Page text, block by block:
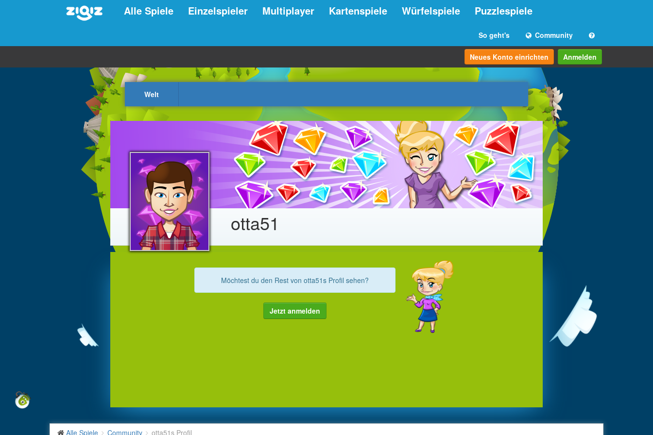
Alle Spiele Einzelspieler Multiplayer Kartenspiele Würfelspiele Puzzlespiele
So geht's Community
Neues Konto einrichten Anmelden
Welt
otta51
Möchtest du den Rest von otta51s Profil sehen?
Jetzt anmelden
Alle Spiele Community otta51s Profil